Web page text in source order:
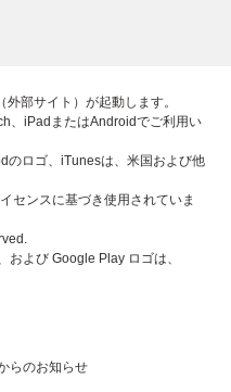
部サイト）が起動します。
、iPadまたはAndroidでご利用い
のロゴ、iTunesは、米国および他
センスに基づき使用されていま
よび Google Play ロゴは、
らのお知らせ